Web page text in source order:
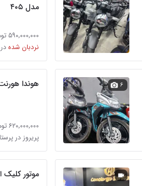
مدل ۴۰۵
۵۹۰,۰۰۰,۰۰۰ تومان
نردبان شده
۶ هوندا هورنت
۶۲۰,۰۰۰,۰۰۰ تومان
پریروز در
موتور کلیک